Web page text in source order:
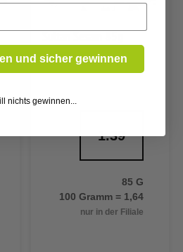
Sultan Sesam 85g
1.39
85 G
100 Gramm = 1,64
nur in der Filiale
und sicher gewinnen
nichts gewinnen...